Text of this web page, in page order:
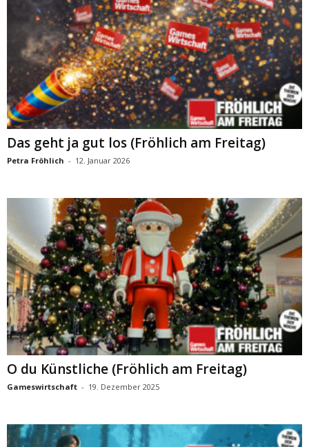
Das geht ja gut los (Fröhlich am Freitag)
Petra Fröhlich - 12. Januar 2026
O du Künstliche (Fröhlich am Freitag)
Gameswirtschaft - 19. Dezember 2025